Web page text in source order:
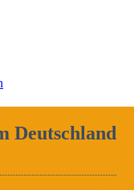
Deutschland